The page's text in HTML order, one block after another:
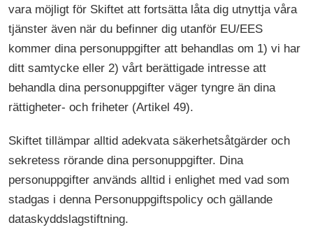
vara möjligt för Skiftet att fortsätta låta dig utnyttja våra
tjänster även när du befinner dig utanför EU/EES
kommer dina personuppgifter att behandlas om 1) vi har
ditt samtycke eller 2) vårt berättigade intresse att
behandla dina personuppgifter väger tyngre än dina
rättigheter- och friheter (Artikel 49).
Skiftet tillämpar alltid adekvata säkerhetsåtgärder och
sekretess rörande dina personuppgifter. Dina
personuppgifter används alltid i enlighet med vad som
stadgas i denna Personuppgiftspolicy och gällande
dataskyddslagstiftning.